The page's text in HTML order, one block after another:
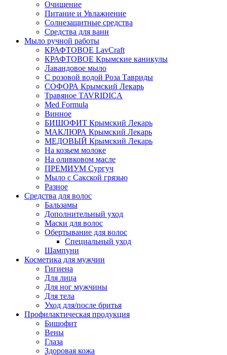
Очищение
Питание и Увлажнение
Солнезащитные средства
Средства для ванн
Мыло ручной работы
КРАФТОВОЕ LavCraft
КРАФТОВОЕ Крымские каникулы
Лавандовое мыло
С розовой водой Роза Тавриды
СОФОРА Крымский Лекарь
Травяное TAVRIDICA
Med Formula
Винное
БИШОФИТ Крымский Лекарь
МАКЛЮРА Крымский Лекарь
МЕДОВЫЙ Крымский Лекарь
На козьем молоке
На оливковом масле
ПРЕМИУМ Сургуч
Мыло с Сакской грязью
Разное
Средства для волос
Бальзамы
Дополнительный уход
Маски для волос
Обертывание для волос
Специальный уход
Шампуни
Косметика для мужчин
Гигиена
Для лица
Для ног мужчины
Для тела
Уход для/после бритья
Профилактическая продукция
Бишофит
Вены
Глаза
Здоровая кожа